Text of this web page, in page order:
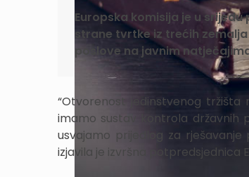
Europska komisija je u
strane tvrtke iz trećih
poslove na javnim
“Otvorenost jedinstvenog
imamo sustav kontrola državnih
usvajamo prijedlog za rješavanje
izjavila je izvršna potpredsjednica